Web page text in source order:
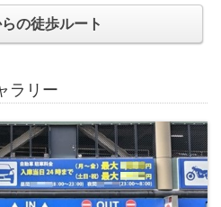
の徒歩ルート
ラリー